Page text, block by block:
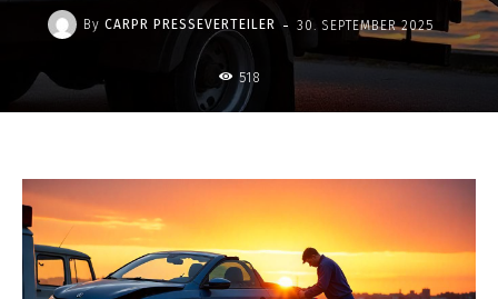
By CARPR PRESSEVERTEILER - 30. SEPTEMBER 2025
518